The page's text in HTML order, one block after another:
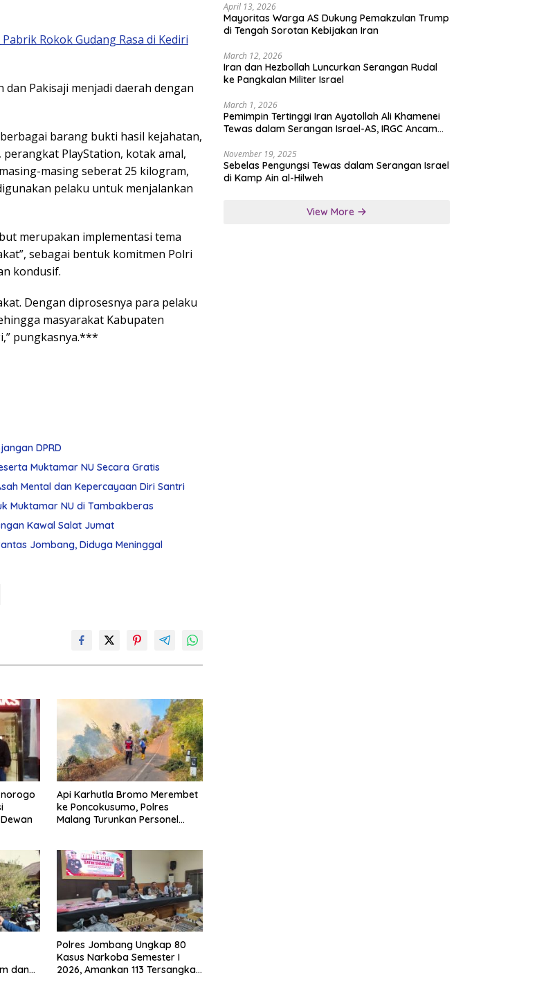
Rokok Gudang Rasa di Kediri
Pakisaji menjadi daerah dengan
barang bukti hasil kejahatan,
PlayStation, kotak amal,
masing seberat 25 kilogram,
pelaku untuk menjalankan
merupakan implementasi tema
sebagai bentuk komitmen Polri
kondusif.
Dengan diprosesnya para pelaku
masyarakat Kabupaten
pungkasnya.***
DPRD
Muktamar NU Secara Gratis
Mental dan Kepercayaan Diri Santri
Muktamar NU di Tambakberas
Kawal Salat Jumat
Jombang, Diduga Meninggal
Api Karhutla Bromo Merembet
ke Poncokusumo, Polres
Malang Turunkan Personel
dan
Polres Jombang Ungkap 80
Kasus Narkoba Semester I
2026, Amankan 113 Tersangka
April 13, 2026
Mayoritas Warga AS Dukung Pemakzulan Trump
di Tengah Sorotan Kebijakan Iran
March 12, 2026
Iran dan Hezbollah Luncurkan Serangan Rudal
ke Pangkalan Militer Israel
March 1, 2026
Pemimpin Tertinggi Iran Ayatollah Ali Khamenei
Tewas dalam Serangan Israel-AS, IRGC Ancam
November 19, 2025
Sebelas Pengungsi Tewas dalam Serangan Israel
di Kamp Ain al-Hilweh
View More